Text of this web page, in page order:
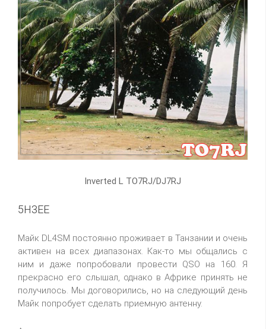
Inverted L TO7RJ/DJ7RJ
5H3EE
Майк DL4SM постоянно проживает в Танзании и очень
активен на всех диапазонах. Как-то мы общались с
ним и даже попробовали провести QSO на 160. Я
прекрасно его слышал, однако в Африке принять не
получилось. Мы договорились, но на следующий день
Майк попробует сделать приемную антенну.